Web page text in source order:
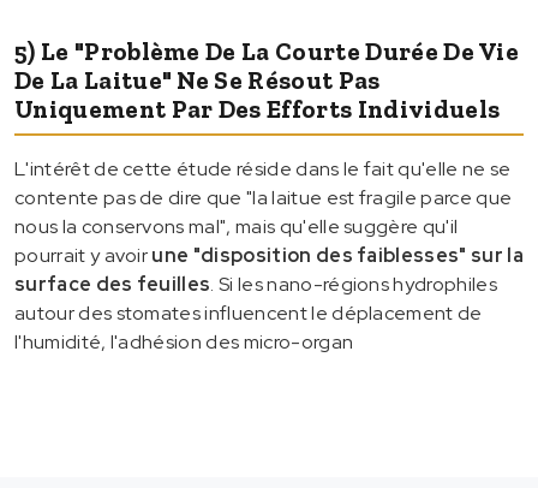
5) Le "problème De La Courte Durée De Vie
De La Laitue" Ne Se Résout Pas
Uniquement Par Des Efforts Individuels
L'intérêt de cette étude réside dans le fait qu'elle ne se
contente pas de dire que "la laitue est fragile parce que
nous la conservons mal", mais qu'elle suggère qu'il
pourrait y avoirune "disposition des faiblesses" sur la
surface des feuilles. Si les nano-régions hydrophiles
autour des stomates influencent le déplacement de
l'humidité, l'adhésion des micro-organ